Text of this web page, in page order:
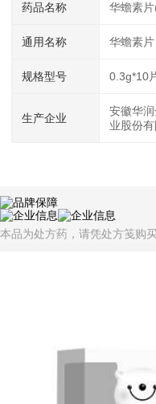
药品名称 华蟾素
通用名称 华蟾素片
规格型号 0.3g*10
生产企业
安徽华
业股份
本品为处方药，请凭处方笺购